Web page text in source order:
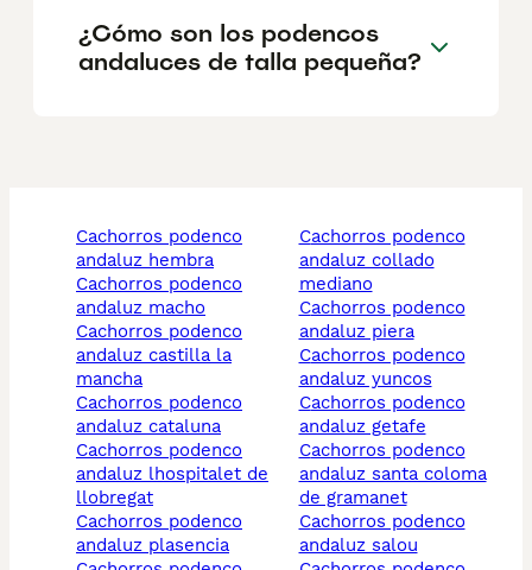
¿Cómo son los podencos
andaluces de talla pequeña?
cachorros podenco
andaluz hembra
cachorros podenco
andaluz macho
cachorros podenco
andaluz castilla la
mancha
cachorros podenco
andaluz cataluna
cachorros podenco
andaluz lhospitalet de
llobregat
cachorros podenco
andaluz plasencia
cachorros podenco
andaluz collado
mediano
cachorros podenco
andaluz piera
cachorros podenco
andaluz yuncos
cachorros podenco
andaluz getafe
cachorros podenco
andaluz santa coloma
de gramanet
cachorros podenco
andaluz salou